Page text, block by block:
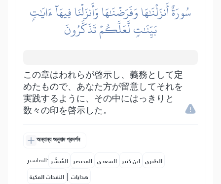
سُورَةٌ أَنزَلۡنَٰهَا وَفَرَضۡنَٰهَا وَأَنزَلۡنَا فِيهَآ ءَايَٰتِۭ
بَيِّنَٰتٖ لَّعَلَّكُمۡ تَذَكَّرُونَ
この章はわれらが啓示し、義務として定
めたもので、あなた方が留意してそれを
実践するように、その中にはっきりと
数々の印を啓示した。
অন্যান্য অনুবাদ প্রদর্শন
التفاسير: المُيسَّر المختصر السعدي ابن كثير الطبري
النفحات المكية | هدايات